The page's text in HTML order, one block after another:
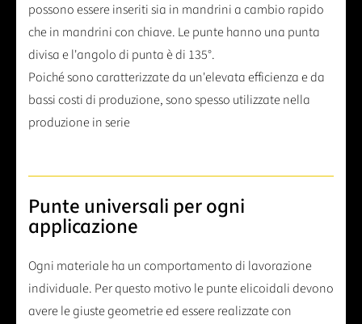
possono essere inseriti sia in mandrini a cambio rapido
che in mandrini con chiave. Le punte hanno una punta
divisa e l'angolo di punta è di 135°.
Poiché sono caratterizzate da un'elevata efficienza e da
bassi costi di produzione, sono spesso utilizzate nella
produzione in serie
Punte universali per ogni
applicazione
Ogni materiale ha un comportamento di lavorazione
individuale. Per questo motivo le punte elicoidali devono
avere le giuste geometrie ed essere realizzate con